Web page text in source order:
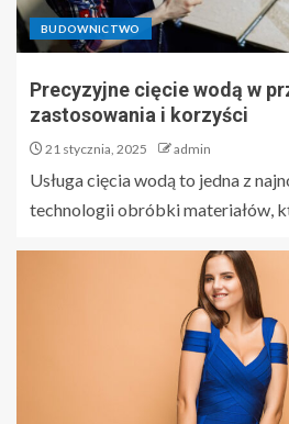
BUDOWNICTWO
Precyzyjne cięcie wodą w
zastosowania i korzyści
21 stycznia, 2025 admin
Usługa cięcia wodą to jedna z
technologii obróbki materiałów,